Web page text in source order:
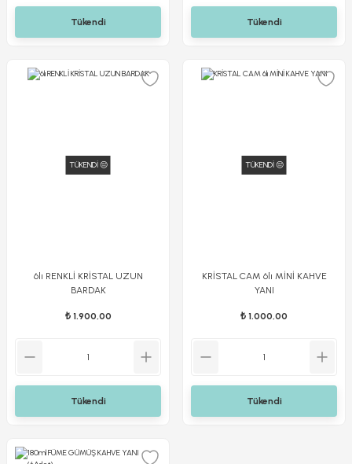
Tükendi Tükendi
TÜKENDİ 😔
6lı RENKLİ KRİSTAL UZUN
BARDAK
₺ 1.900,00
Tükendi
TÜKENDİ 😔
KRİSTAL CAM 6lı MİNİ KAHVE
YANI
₺ 1.000,00
Tükendi